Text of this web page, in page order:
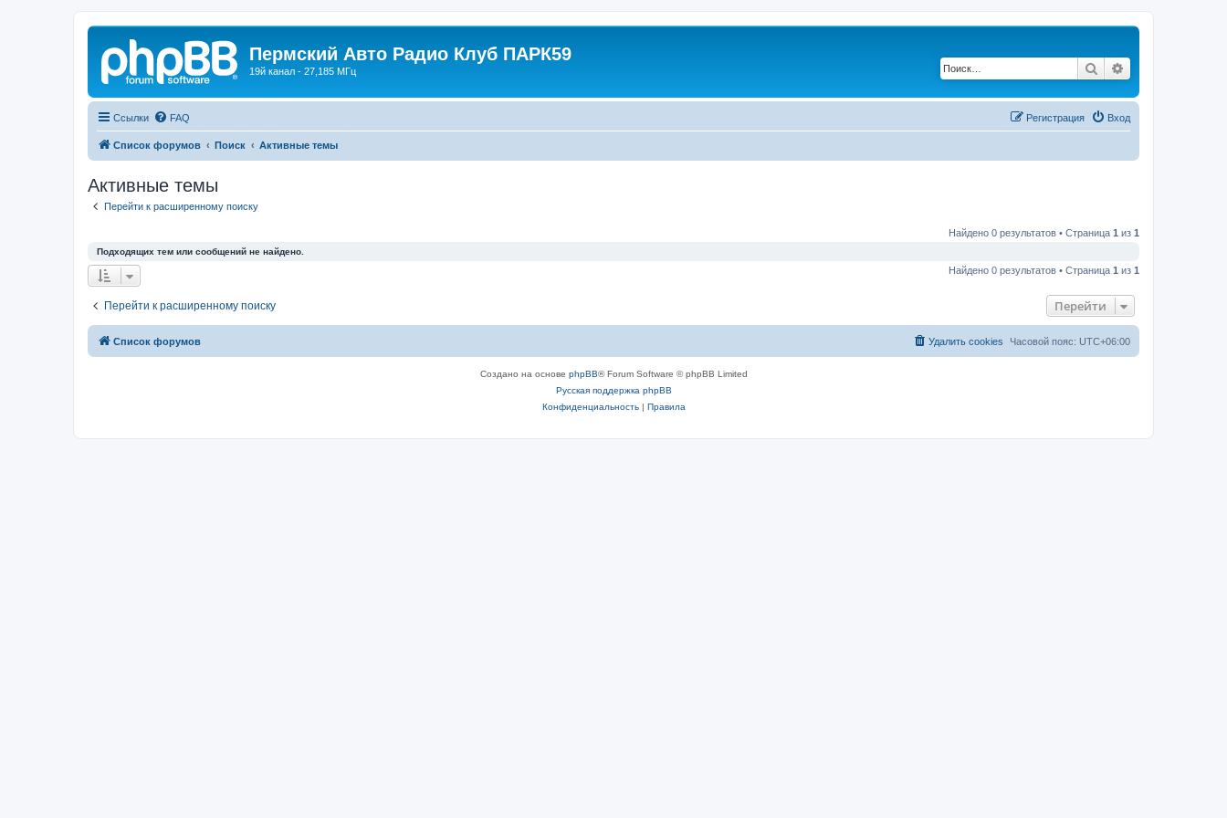
Пермский Авто Радио Клуб ПАРК59
19й канал - 27,185 МГц Поиск
Ссылки FAQ Вход
Регистрация
Список форумов Поиск Активные темы
Активные темы
Перейти к расширенному поиску
Найдено 0 результатов • Страница 1 из 1
Подходящих тем или сообщений не найдено.
Найдено 0 результатов • Страница 1 из 1
Перейти к расширенному поиску Перейти
Список форумов Часовой пояс: UTC+06:00
Удалить cookies
Создано на основе phpBB® Forum Software © phpBB Limited
Русская поддержка phpBB
Конфиденциальность| Правила